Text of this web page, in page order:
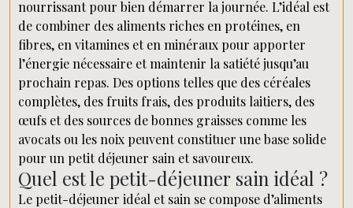
nourrissant pour bien démarrer la journée. L’idéal est
de combiner des aliments riches en protéines, en
fibres, en vitamines et en minéraux pour apporter
l’énergie nécessaire et maintenir la satiété jusqu’au
prochain repas. Des options telles que des céréales
complètes, des fruits frais, des produits laitiers, des
œufs et des sources de bonnes graisses comme les
avocats ou les noix peuvent constituer une base solide
pour un petit déjeuner sain et savoureux.
Quel est le petit-déjeuner sain idéal ?
Le petit-déjeuner idéal et sain se compose d’aliments